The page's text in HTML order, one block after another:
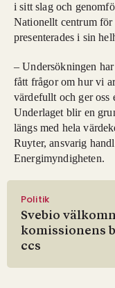
i sitt slag och
Nationellt centrum för
presenterades i sin
– Undersökningen
fått frågor om hur vi
värdefullt och ger oss
Underlaget blir en
längs med hela
Ruyter, ansvarig
Energimyndigheten.
Politik
Svebio
komissionens
ccs